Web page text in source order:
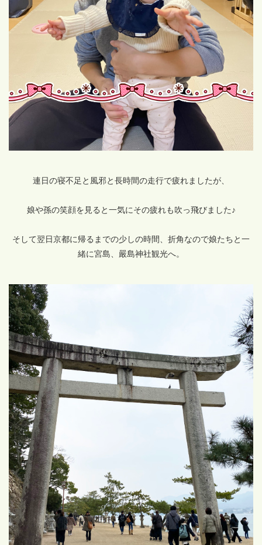
連日の寝不足と風邪と長時間の走行で疲れましたが、
娘や孫の笑顔を見ると一気にその疲れも吹っ飛びました♪
そして翌日京都に帰るまでの少しの時間、折角なので娘たちと一
緒に宮島、嚴島神社観光へ。